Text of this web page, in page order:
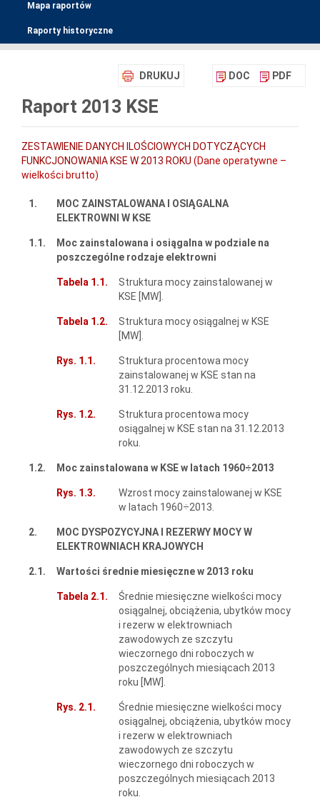
Mapa raportów
Raporty historyczne
DRUKUJ DOC PDF
Raport 2013 KSE
ZESTAWIENIE DANYCH ILOŚCIOWYCH DOTYCZĄCYCH
FUNKCJONOWANIA KSE W 2013 ROKU (Dane operatywne –
wielkości brutto)
1.
MOC ZAINSTALOWANA I OSIĄGALNA
ELEKTROWNI W KSE
1.1.
Moc zainstalowana i osiągalna w podziale na
poszczególne rodzaje elektrowni
Tabela 1.1.
Struktura mocy zainstalowanej w
KSE [MW].
Tabela 1.2.
Struktura mocy osiągalnej w KSE
[MW].
Rys. 1.1.
Struktura procentowa mocy
zainstalowanej w KSE stan na
31.12.2013 roku.
Rys. 1.2.
Struktura procentowa mocy
osiągalnej w KSE stan na 31.12.2013
roku.
1.2. Moc zainstalowana w KSE w latach 1960÷2013
Rys. 1.3.
Wzrost mocy zainstalowanej w KSE
w latach 1960÷2013.
2.
MOC DYSPOZYCYJNA I REZERWY MOCY W
ELEKTROWNIACH KRAJOWYCH
2.1. Wartości średnie miesięczne w 2013 roku
Tabela 2.1.
Średnie miesięczne wielkości mocy
osiągalnej, obciążenia, ubytków mocy
i rezerw w elektrowniach
zawodowych ze szczytu
wieczornego dni roboczych w
poszczególnych miesiącach 2013
roku [MW].
Rys. 2.1.
Średnie miesięczne wielkości mocy
osiągalnej, obciążenia, ubytków mocy
i rezerw w elektrowniach
zawodowych ze szczytu
wieczornego dni roboczych w
poszczególnych miesiącach 2013
roku.